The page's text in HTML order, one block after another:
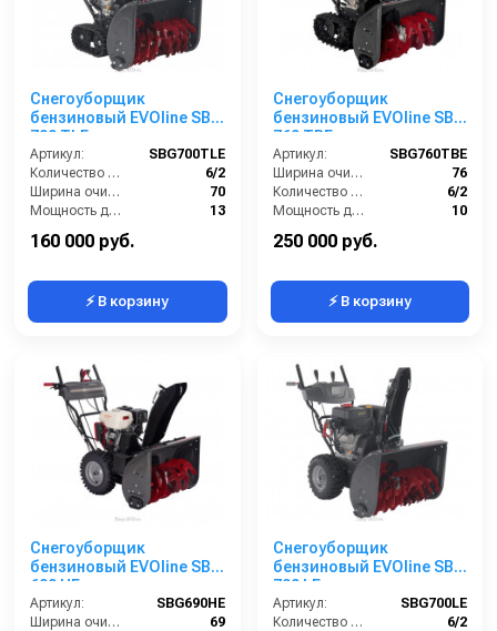
Снегоуборщик
бензиновый EVOline SBG
700 TLE
Артикул:
SBG700TLE
Количество скоростей (вперед/назад):
6/2
Ширина очистки (см):
70
Мощность двигателя (лс):
13
160 000 руб.
⚡ В корзину
Снегоуборщик
бензиновый EVOline SBG
760 TBE
Артикул:
SBG760TBE
Ширина очистки (см):
76
Количество скоростей (вперед/назад):
6/2
Мощность двигателя (лс):
10
250 000 руб.
⚡ В корзину
Снегоуборщик
бензиновый EVOline SBG
690 HE
Артикул:
SBG690HE
Ширина очистки (см):
69
Снегоуборщик
бензиновый EVOline SBG
700 LE
Артикул:
SBG700LE
Количество скоростей (вперед/назад):
6/2